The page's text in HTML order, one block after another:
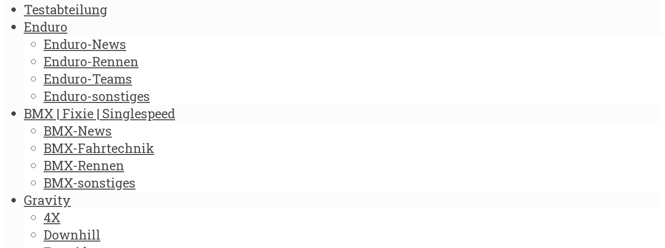
Testabteilung
Enduro
Enduro-News
Enduro-Rennen
Enduro-Teams
Enduro-sonstiges
BMX | Fixie | Singlespeed
BMX-News
BMX-Fahrtechnik
BMX-Rennen
BMX-sonstiges
Gravity
4X
Downhill